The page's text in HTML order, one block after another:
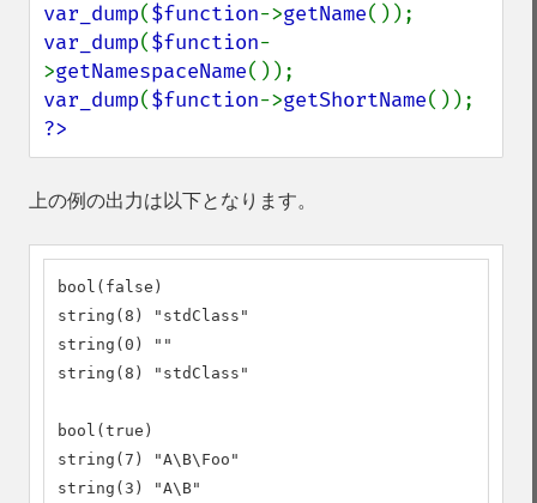
var_dump($function->getName
var_dump($function-
>getNamespaceName
var_dump($function->getShortName
?>
上の例の出力は以下となります。
bool(false)
string(8) "stdClass"
string(0) ""
string(8) "stdClass"
bool(true)
string(7) "A\B\Foo"
string(3) "A\B"